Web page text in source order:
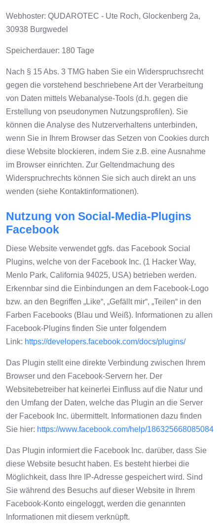
Webhoster: QUDAROTEC - Ute Roch, Glockenberg 2a,
30938 Burgwedel
Speicherdauer: 180 Tage
Nach § 15 Abs. 3 TMG haben Sie ein Widerspruchsrecht
gegen die vorstehend beschriebene Art der Verarbeitung
von Daten mittels Webanalyse-Tools (d.h. gegen die
Erstellung von pseudonymen Nutzungsprofilen). Sie
können die Analyse des Nutzerverhaltens unterbinden,
wenn Sie in Ihrem Browser das Setzen von Cookies durch
diese Website blockieren, indem Sie z.B. eine Ausnahme
im Browser einrichten. Zur Geltendmachung des
Widerspruchrechts können Sie sich auch direkt an uns
wenden (siehe Kontaktinformationen).
Nutzung von Social-Media-Plugins
Facebook
Diese Website verwendet ggfs. das Facebook Social
Plugins, welche von der Facebook Inc. (1 Hacker Way,
Menlo Park, California 94025, USA) betrieben werden.
Erkennbar sind die Einbindungen an dem Facebook-Logo
bzw. an den Begriffen „Like“, „Gefällt mir“, „Teilen“ in den
Farben Facebooks (Blau und Weiß). Informationen zu allen
Facebook-Plugins finden Sie unter folgendem
Link: https://developers.facebook.com/docs/plugins/
Das Plugin stellt eine direkte Verbindung zwischen Ihrem
Browser und den Facebook-Servern her. Der
Websitebetreiber hat keinerlei Einfluss auf die Natur und
den Umfang der Daten, welche das Plugin an die Server
der Facebook Inc. übermittelt. Informationen dazu finden
Sie hier: https://www.facebook.com/help/186325668085084
Das Plugin informiert die Facebook Inc. darüber, dass Sie
diese Website besucht haben. Es besteht hierbei die
Möglichkeit, dass Ihre IP-Adresse gespeichert wird. Sind
Sie während des Besuchs auf dieser Website in Ihrem
Facebook-Konto eingeloggt, werden die genannten
Informationen mit diesem verknüpft.